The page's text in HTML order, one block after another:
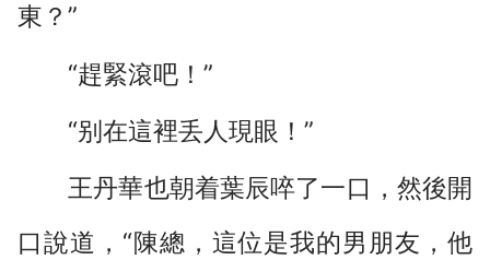
東？”
“趕緊滾吧！”
“别在這裡丢人現眼！”
王丹華也朝着葉辰啐了一口，然後開
口說道，“陳總，這位是我的男朋友，他